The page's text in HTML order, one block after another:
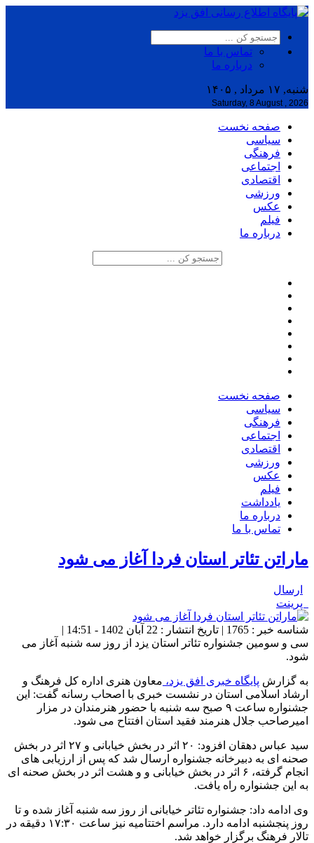
تماس با ما
درباره ما
شنبه, ۱۷ مرداد , ۱۴۰۵
Saturday, 8 August , 2026
صفحه نخست
سیاسی
فرهنگی
اجتماعی
اقتصادی
ورزشی
عکس
فیلم
درباره ما
صفحه نخست
سیاسی
فرهنگی
اجتماعی
اقتصادی
ورزشی
عکس
فیلم
یادداشت
درباره ما
تماس با ما
ماراتن تئاتر استان فردا آغاز می شود
ارسال
پرینت
شناسه خبر : 1765 | تاریخ انتشار : 22 آبان 1402 - 14:51 |
سی و سومین جشنواره تئاتر استان یزد از روز سه شنبه آغاز می
شود.
به گزارش پایگاه خبری افق یزد، معاون هنری اداره کل فرهنگ و
ارشاد اسلامی استان در نشست خبری با اصحاب رسانه گفت: این
جشنواره ساعت ۹ صبح سه شنبه با حضور هنرمندان در مزار
امیرصاحب جلال هنرمند فقید استان افتتاح می شود.
سید عباس دهقان افزود: ۲۰ اثر در بخش خیابانی و ۲۷ اثر در بخش
صحنه ای به دبیرخانه جشنواره ارسال شد که پس از ارزیابی های
انجام گرفته، ۶ اثر در بخش خیابانی و و هشت اثر در بخش صحنه ای
به این جشنواره راه یافت.
وی ادامه داد: جشنواره تئاتر خیابانی از روز سه شنبه آغاز شده و تا
روز پنجشنبه ادامه دارد. مراسم اختتامیه نیز ساعت ۱۷:۳۰ دقیقه در
تالار فرهنگ برگزار خواهد شد.